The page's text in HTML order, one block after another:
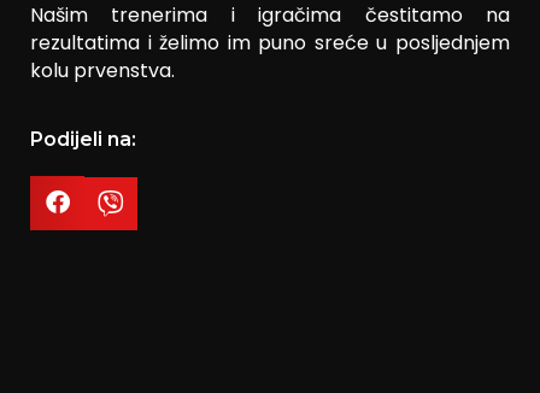
Našim trenerima i igračima čestitamo na
rezultatima i želimo im puno sreće u posljednjem
kolu prvenstva.
Podijeli na: